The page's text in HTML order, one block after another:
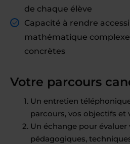
de chaque élève
Capacité à rendre
mathématique
concrètes
Votre parcours
Un entretien
parcours, vos objectifs et
Un échange pour évaluer
pédagogiques,